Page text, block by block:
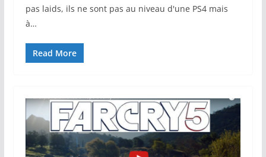
pas laids, ils ne sont pas au niveau d'une PS4 mais
à…
Read More